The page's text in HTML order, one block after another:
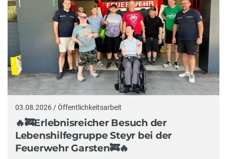
03.08.2026 / Öffentlichkeitsarbeit
🔥🚒Erlebnisreicher Besuch der
Lebenshilfegruppe Steyr bei der
Feuerwehr Garsten🚒🔥